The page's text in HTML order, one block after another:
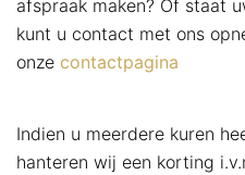
afspraak maken? Of staat
kunt u contact met ons
onze contactpagina
Indien u meerdere kuren
hanteren wij een korting